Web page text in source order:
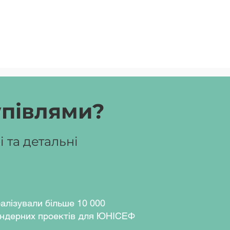
детальні
більше 10 000
проектів для ЮНІСЕФ